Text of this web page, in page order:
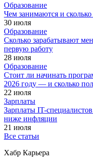
Образование
Чем занимаются и
30 июля
Образование
Сколько зарабатывают
первую работу
28 июля
Образование
Стоит ли начинать
2026 году — и сколько
22 июля
Зарплаты
Зарплаты IT-
ниже инфляции
21 июля
Все статьи
Хабр Карьера